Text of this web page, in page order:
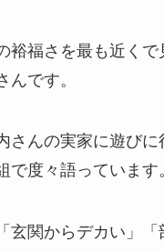
裕福さを最も近くで
んです。
さんの実家に遊びに
で度々語っています
玄関からデカい」「